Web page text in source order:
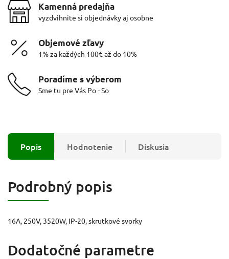
Kamenná predajňa
vyzdvihnite si objednávky aj osobne
Objemové zľavy
1% za každých 100€ až do 10%
Poradíme s výberom
Sme tu pre Vás Po - So
Popis Hodnotenie Diskusia
Podrobný popis
16A, 250V, 3520W, IP-20, skrutkové svorky
Dodatočné parametre